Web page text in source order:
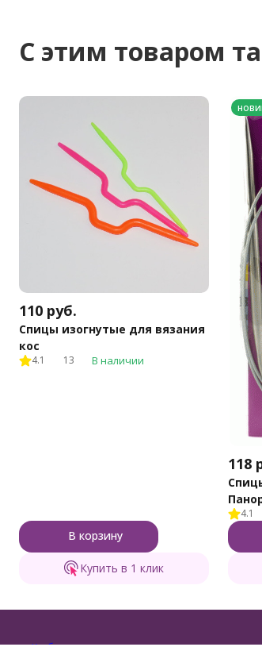
C этим товаром
110 руб.
Спицы изогнутые для вязания
кос
4.1 13 В наличии
В корзину
Купить в 1 клик
118
4.1